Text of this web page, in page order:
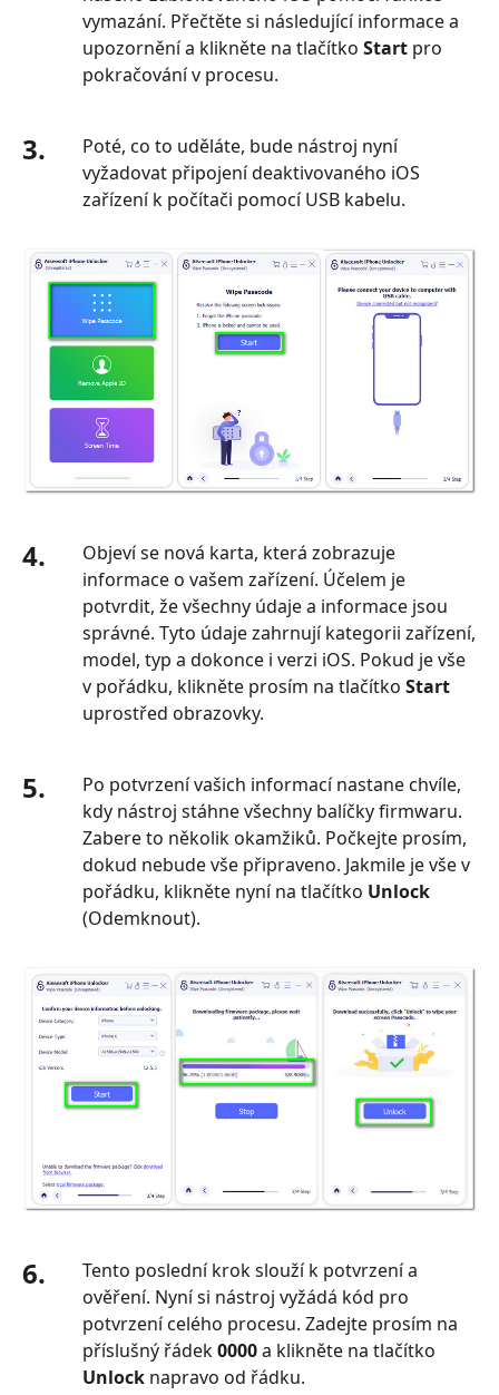
vymazání. Přečtěte si následující informace a
upozornění a klikněte na tlačítko Start pro
pokračování v procesu.
3.
Poté, co to uděláte, bude nástroj nyní
vyžadovat připojení deaktivovaného iOS
zařízení k počítači pomocí USB kabelu.
4.
Objeví se nová karta, která zobrazuje
informace o vašem zařízení. Účelem je
potvrdit, že všechny údaje a informace jsou
správné. Tyto údaje zahrnují kategorii zařízení,
model, typ a dokonce i verzi iOS. Pokud je vše
v pořádku, klikněte prosím na tlačítko Start
uprostřed obrazovky.
5.
Po potvrzení vašich informací nastane chvíle,
kdy nástroj stáhne všechny balíčky firmwaru.
Zabere to několik okamžiků. Počkejte prosím,
dokud nebude vše připraveno. Jakmile je vše v
pořádku, klikněte nyní na tlačítko Unlock
(Odemknout).
6.
Tento poslední krok slouží k potvrzení a
ověření. Nyní si nástroj vyžádá kód pro
potvrzení celého procesu. Zadejte prosím na
příslušný řádek0000a klikněte na tlačítko
Unlock napravo od řádku.